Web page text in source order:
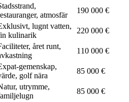
atmosfär
190 000 €
lugnt vatten,
kulinarik
220 000 €
året runt,
110 000 €
gemenskap,
golf nära
85 000 €
utrymme,
85 000 €